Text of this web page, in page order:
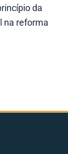
da
na reforma